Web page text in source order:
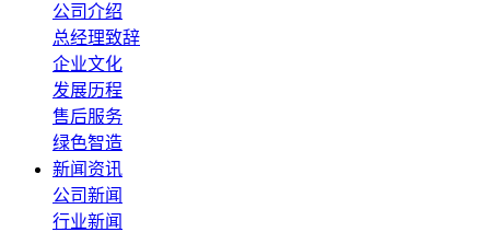
公司介绍
总经理致辞
企业文化
发展历程
售后服务
绿色智造
新闻资讯
公司新闻
行业新闻